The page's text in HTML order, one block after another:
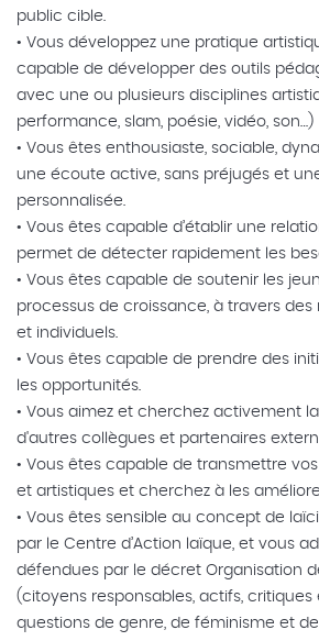
public cible.
• Vous développez une pratique
capable de développer des outils
avec une ou plusieurs disciplines
performance, slam, poésie, vidéo, son…)
• Vous êtes enthousiaste, sociable,
une écoute active, sans préjugés et
personnalisée.
• Vous êtes capable d’établir une
permet de détecter rapidement les
• Vous êtes capable de soutenir les
processus de croissance, à travers
et individuels.
• Vous êtes capable de prendre des
les opportunités.
• Vous aimez et cherchez activement
d'autres collègues et partenaires
• Vous êtes capable de transmettre
et artistiques et cherchez à les
• Vous êtes sensible au concept de
par le Centre d’Action laïque, et vous
défendues par le décret Organisation
(citoyens responsables, actifs, critiques
questions de genre, de féminisme et